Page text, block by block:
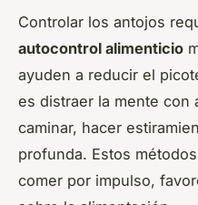
Controlar los antojos
autocontrol alimenticio
ayuden a reducir el
es distraer la mente con
caminar, hacer
profunda. Estos
comer por impulso,